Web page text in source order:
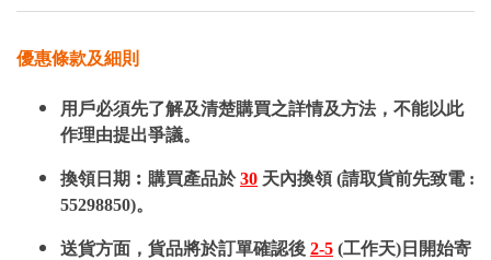
優惠條款及細則
用戶必須先了解及清楚購買之詳情及方法，不能以此
作理由提出爭議。
換領日期︰購買產品於30 天內換領 (請取貨前先致電 :
55298850)。
送貨方面，貨品將於訂單確認後 2-5 (工作天)日開始寄